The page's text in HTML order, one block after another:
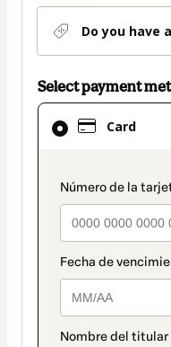
Do you have
Select payment
Card
Card
selected
method